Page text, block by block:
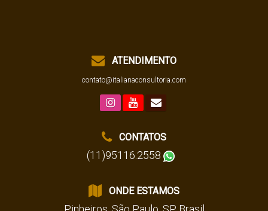
ATENDIMENTO
contato@italianaconsultoria.com
CONTATOS
(11)95116.2558
ONDE ESTAMOS